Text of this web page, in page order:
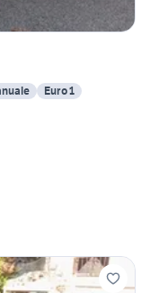
Euro 1